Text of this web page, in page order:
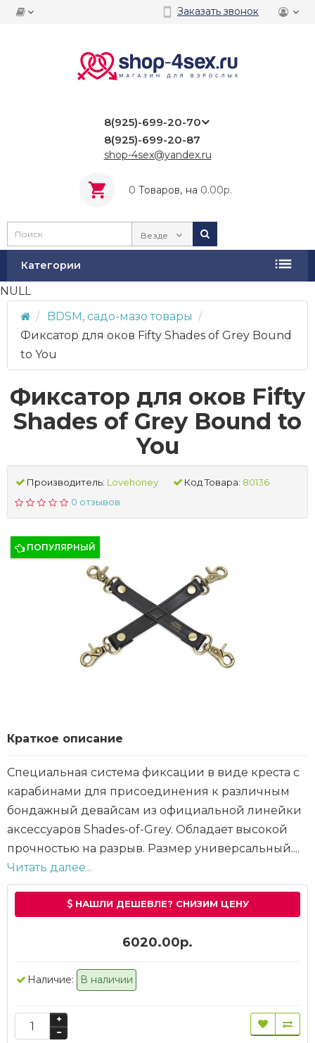
Заказать звонок
8(925)-699-20-70
8(925)-699-20-87
shop-4sex@yandex.ru
0 Tоваров, на 0.00р.
Везде
Категории
NULL
BDSM, садо-мазо товары
Фиксатор для оков Fifty Shades of Grey Bound
to You
Фиксатор для оков Fifty
Shades of Grey Bound to
You
Производитель: Lovehoney Код Товара: 80136
0 отзывов
ПОПУЛЯРНЫЙ
Краткое описание
Специальная система фиксации в виде креста с
карабинами для присоединения к различным
бондажный девайсам из официальной линейки
аксессуаров Shades-of-Grey. Обладает высокой
прочностью на разрыв. Размер универсальный....
Читать далее...
НАШЛИ ДЕШЕВЛЕ? СНИЗИМ ЦЕНУ
6020.00р.
Наличие: В наличии